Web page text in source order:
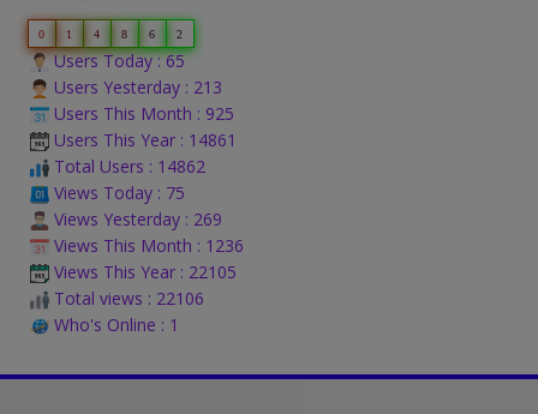
0 1 4 8 6 2
Users Today : 65
Users Yesterday : 213
Users This Month : 925
Users This Year : 14861
Total Users : 14862
Views Today : 75
Views Yesterday : 269
Views This Month : 1236
Views This Year : 22105
Total views : 22106
Who's Online : 1